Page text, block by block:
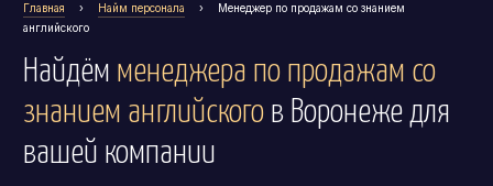
Операционный директор (COO)
Директор по персоналу (HR-директор)
Директор по стратегическому развитию
Финансовый директор (CFO)
Технический директор (CTO)
Главная › Найм персонала ›
Менеджер по продажам со знанием
английского
Найдём менеджера по продажам со
знанием английского в Воронеже для
вашей компании